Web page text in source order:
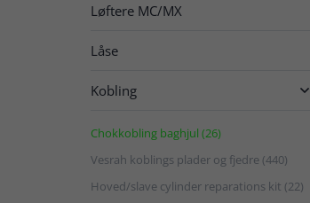
Løftere MC/MX
Låse
Kobling 
Chokkobling baghjul (26)
Vesrah koblings plader og fjedre (440)
Hoved/slave cylinder reparations kit (22)